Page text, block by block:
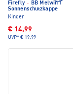
Firefly · BB Melwin T
Sonnenschutzkappe
Kinder
€ 14,99
UVP* € 19,99